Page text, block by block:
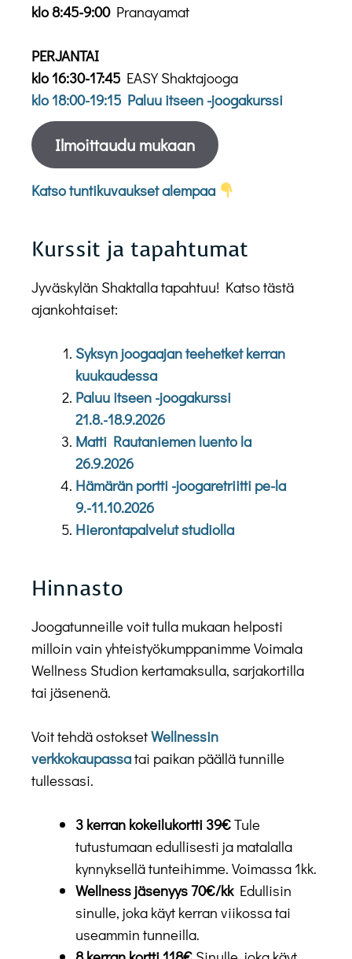
klo 8:45-9:00Pranayamat
PERJANTAI
klo 16:30-17:45 EASY Shaktajooga
klo 18:00-19:15 Paluu itseen -joogakurssi
Ilmoittaudu mukaan
Katso tuntikuvaukset alempaa
Kurssit ja tapahtumat
Jyväskylän Shaktalla tapahtuu! Katso tästä
ajankohtaiset:
Syksyn joogaajan teehetket kerran
kuukaudessa
Paluu itseen -joogakurssi
21.8.-18.9.2026
Matti Rautaniemen luento la
26.9.2026
Hämärän portti -joogaretriitti pe-la
9.-11.10.2026
Hierontapalvelut studiolla
Hinnasto
Joogatunneille voit tulla mukaan helposti
milloin vain yhteistyökumppanimme Voimala
Wellness Studion kertamaksulla, sarjakortilla
tai jäsenenä.
Voit tehdä ostoksetWellnessin
verkkokaupassatai paikan päällä tunnille
tullessasi.
3 kerran kokeilukortti 39€Tule
tutustumaan edullisesti ja matalalla
kynnyksellä tunteihimme. Voimassa 1kk.
Wellness jäsenyys 70€/kkEdullisin
sinulle, joka käyt kerran viikossa tai
useammin tunneilla.